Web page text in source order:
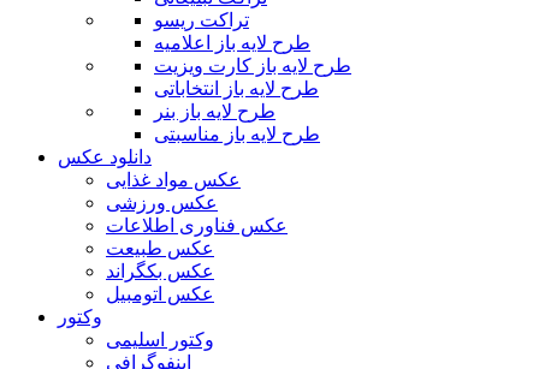
تراکت ریسو
طرح لایه باز اعلامیه
طرح لایه باز کارت ویزیت
طرح لایه باز انتخاباتی
طرح لایه باز بنر
طرح لایه باز مناسبتی
دانلود عکس
عکس مواد غذایی
عکس ورزشی
عکس فناوری اطلاعات
عکس طبیعت
عکس بکگراند
عکس اتومبیل
وکتور
وکتور اسلیمی
اینفوگرافی